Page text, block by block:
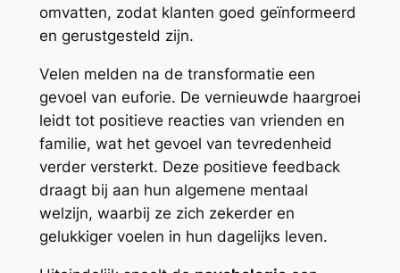
omvatten, zodat klanten goed geïnformeerd
en gerustgesteld zijn.
Velen melden na de transformatie een
gevoel van euforie. De vernieuwde haargroei
leidt tot positieve reacties van vrienden en
familie, wat het gevoel van tevredenheid
verder versterkt. Deze positieve feedback
draagt bij aan hun algemene mentaal
welzijn, waarbij ze zich zekerder en
gelukkiger voelen in hun dagelijks leven.